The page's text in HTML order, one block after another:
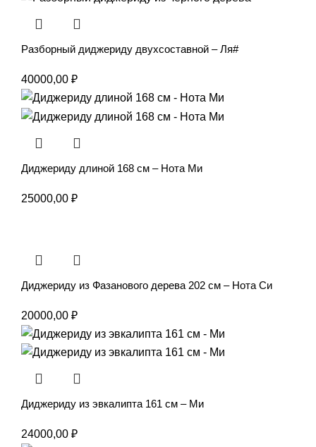
Разборный диджериду двухсоставной – Ля#
40000,00 ₽
Диджериду длиной 168 см – Нота Ми
25000,00 ₽
Диджериду из Фазанового дерева 202 см – Нота Си
20000,00 ₽
Диджериду из эвкалипта 161 см – Ми
24000,00 ₽